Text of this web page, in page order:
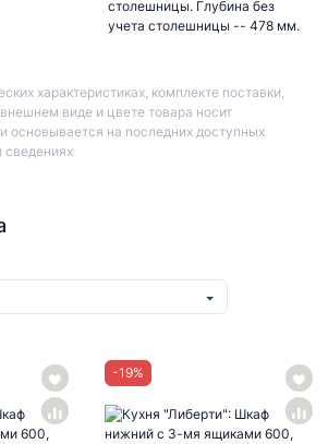
столешницы. Глубина без
учета столешницы -- 478 мм.
характеристиках, комплекте поставки,
виде и цвете товара носит
основывается на последних доступных
сведениях
-19%